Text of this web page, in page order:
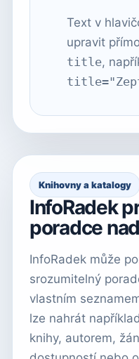
Text v
upravit
title,
Knihovny a katalogy
InfoRadek
poradce
InfoRadek může
srozumitelný
vlastním
lze nahrát
knihy, autorem,